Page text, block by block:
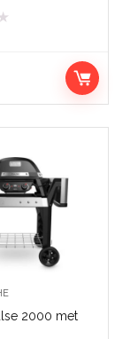
★
2000 met